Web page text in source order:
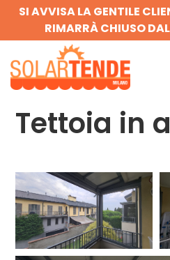
SI AVVISA LA GENTILE
RIMARRÀ CHIUSO
Tettoia in